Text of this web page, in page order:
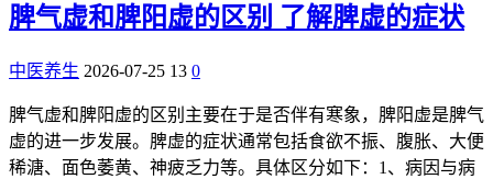
脾气虚和脾阳虚的区别 了解脾虚的症状
中医养生 2026-07-25 13 0
脾气虚和脾阳虚的区别主要在于是否伴有寒象，脾阳虚是脾气
虚的进一步发展。脾虚的症状通常包括食欲不振、腹胀、大便
稀溏、面色萎黄、神疲乏力等。具体区分如下：1、病因与病